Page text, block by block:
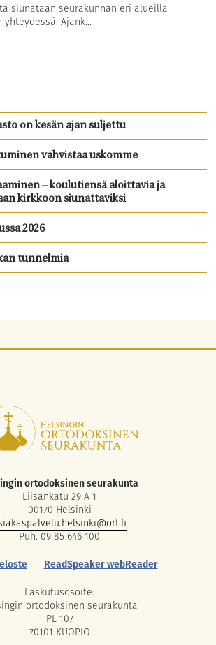
siunataan seurakunnan eri alueilla
Ajank...
on kesän ajan suljettu
vahvistaa uskomme
– koulutiensä aloittavia ja
kirkkoon siunattaviksi
2026
tunnelmia
ortodoksinen seurakunta
Liisankatu 29 A 1
00170 Helsinki
Puh. 09 85 646 100
ReadSpeaker webReader
Laskutusosoite:
ortodoksinen seurakunta
PL 107
70101 KUOPIO